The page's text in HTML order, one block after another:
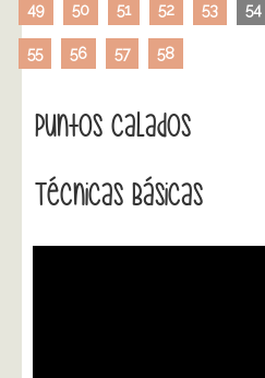
49 50 51 52 53 54
55 56 57 58
Puntos Calados
Técnicas Básicas